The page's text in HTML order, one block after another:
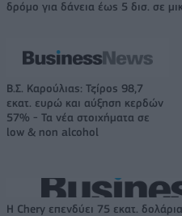
δρόμο για δάνεια έως 5 δισ. σε
Β.Σ. Καρούλιας: Τζίρος 98,7
εκατ. ευρώ και αύξηση κερδών
57% - Τα νέα στοιχήματα σε
low & non alcohol
Η Chery επενδύει 75 εκατ.